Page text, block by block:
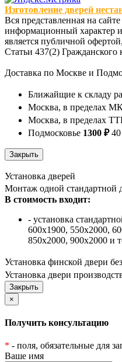
Изготовление дверей
Вся представленная на
информационный характер
является публичной
Статьи 437(2) Гражданского
Доставка по Москве и
Ближайщие к складу
Москва, в пределах
Москва, в пределах
Подмосковье 1300 ₽40
Установка дверей
Монтаж одной стандартной
В стоимость входит:
- установка
600х1900, 550х2000,
850х2000, 900х2000 и
Установка финской двери
Установка двери
×
Получить консультацию
* - поля, обязательные для
Ваше имя